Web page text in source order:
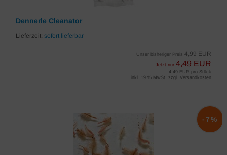
Dennerle Cleanator
Lieferzeit: sofort lieferbar
Unser bisheriger Preis 4,99 EUR
Jetzt nur 4,49 EUR
4,49 EUR pro Stück
inkl. 19 % MwSt. zzgl. Versandkosten
-7%